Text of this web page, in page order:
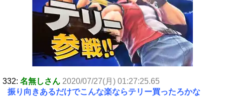
332: 名無しさん 2020/07/27(月) 01:27:25.65
振り向きあるだけでこんな楽ならテリー買ったろかな